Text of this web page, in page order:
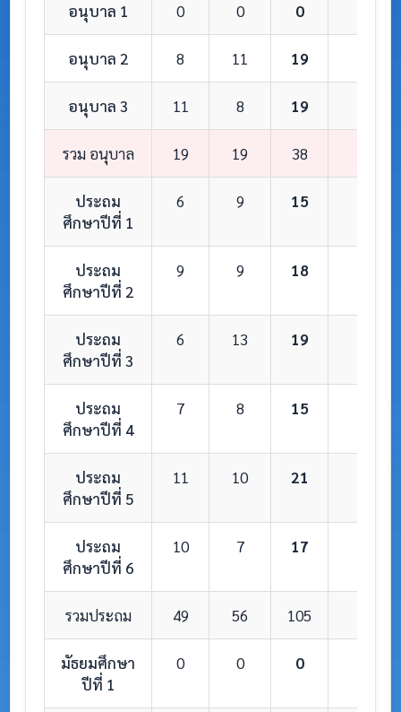
อนุบาล 1 0 0 0
อนุบาล 2 8 11 19
อนุบาล 3 11 8 19
รวม อนุบาล 19 19 38
ประถม
ศึกษาปีที่ 1
6 9 15
ประถม
ศึกษาปีที่ 2
9 9 18
ประถม
ศึกษาปีที่ 3
6 13 19
ประถม
ศึกษาปีที่ 4
7 8 15
ประถม
ศึกษาปีที่ 5
11 10 21
ประถม
ศึกษาปีที่ 6
10 7 17
รวมประถม 49 56 105
มัธยมศึกษา
ปีที่ 1
0 0 0